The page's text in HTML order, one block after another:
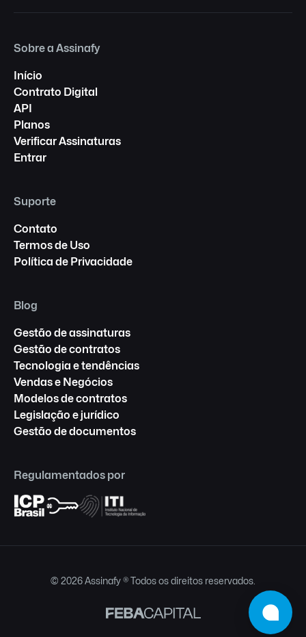
Sobre a Assinafy
Início
Contrato Digital
API
Planos
Verificar Assinaturas
Entrar
Suporte
Contato
Termos de Uso
Política de Privacidade
Blog
Gestão de assinaturas
Gestão de contratos
Tecnologia e tendências
Vendas e Negócios
Modelos de contratos
Legislação e jurídico
Gestão de documentos
Regulamentados por
© 2026 Assinafy ® Todos os direitos reservados.